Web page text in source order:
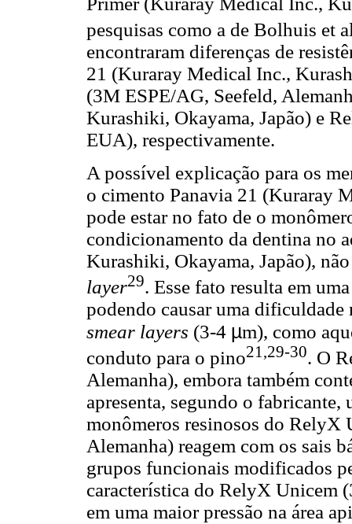
pesquisas como a de Bolhuis et
encontraram diferenças de
21 (Kuraray Medical Inc.,
(3M ESPE/AG, Seefeld,
Kurashiki, Okayama, Japão) e
EUA), respectivamente.
A possível explicação para os
o cimento Panavia 21 (Kuraray
pode estar no fato de o
condicionamento da dentina no
Kurashiki, Okayama, Japão),
layer29. Esse fato resulta em
podendo causar uma dificuldade
smear layers (3-4 µm), como
conduto para o pino21,29-30. O
Alemanha), embora também
apresenta, segundo o
monômeros resinosos do RelyX
Alemanha) reagem com os sais
grupos funcionais modificados
característica do RelyX Unicem
em uma maior pressão na área